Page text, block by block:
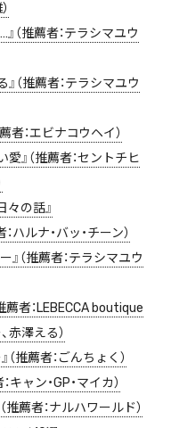
』（推薦者：テラシマユウ
（推薦者：テラシマユウ
者：エビナコウヘイ）
愛』（推薦者：セントチヒ
々の話』
ハルナ・バッ・チーン）
』（推薦者：テラシマユウ
薦者：LEBECCA boutique
赤澤える）
（推薦者：ごんちょく）
キャン・GP・マイカ）
推薦者：ナルハワールド）